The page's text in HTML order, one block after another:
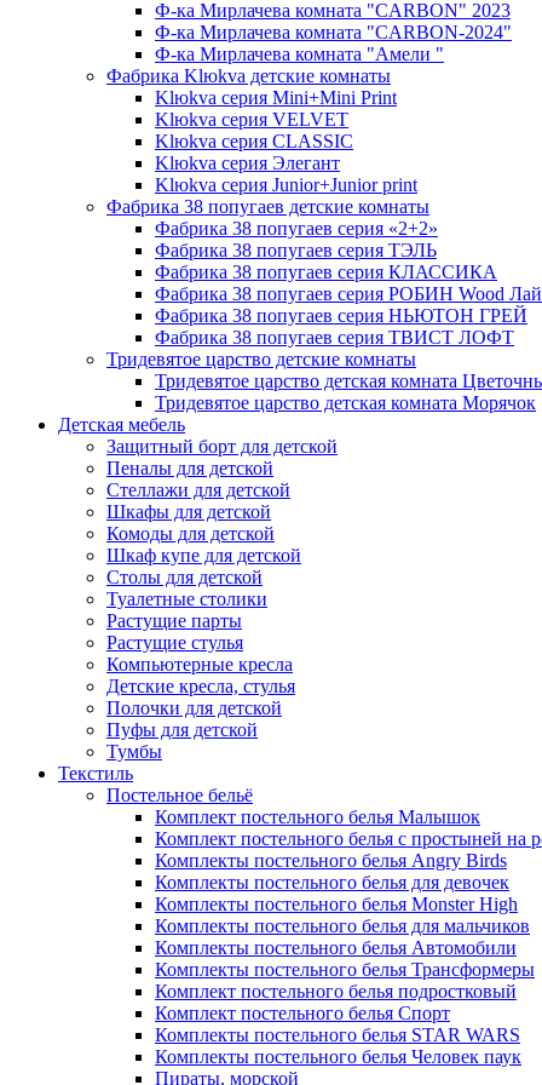
Ф-ка Мирлачева комната "CARBON" 2023
Ф-ка Мирлачева комната "CARBON-2024"
Ф-ка Мирлачева комната "Амели "
Фабрика Klюkva детские комнаты
Klюkva серия Mini+Mini Print
Klюkva серия VELVET
Klюkva серия CLASSIC
Klюkva серия Элегант
Klюkva серия Junior+Junior print
Фабрика 38 попугаев детские комнаты
Фабрика 38 попугаев серия «2+2»
Фабрика 38 попугаев серия ТЭЛЬ
Фабрика 38 попугаев серия КЛАССИКА
Фабрика 38 попугаев серия РОБИН Wood
Фабрика 38 попугаев серия НЬЮТОН ГРЕЙ
Фабрика 38 попугаев серия ТВИСТ ЛОФТ
Тридевятое царство детские комнаты
Тридевятое царство детская комната
Тридевятое царство детская комната Морячок
Детская мебель
Защитный борт для детской
Пеналы для детской
Стеллажи для детской
Шкафы для детской
Комоды для детской
Шкаф купе для детской
Столы для детской
Туалетные столики
Растущие парты
Растущие стулья
Компьютерные кресла
Детские кресла, стулья
Полочки для детской
Пуфы для детской
Тумбы
Текстиль
Постельное бельё
Комплект постельного белья Малышок
Комплект постельного белья с простыней на
Комплекты постельного белья Angry Birds
Комплекты постельного белья для девочек
Комплекты постельного белья Monster High
Комплекты постельного белья для мальчиков
Комплекты постельного белья Автомобили
Комплекты постельного белья Трансформеры
Комплект постельного белья подростковый
Комплект постельного белья Спорт
Комплекты постельного белья STAR WARS
Комплекты постельного белья Человек паук
Пираты, морской